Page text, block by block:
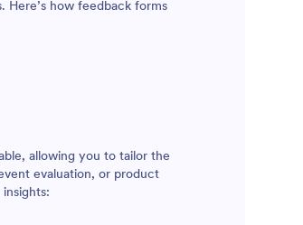
Here’s how feedback forms
allowing you to tailor the
evaluation, or product